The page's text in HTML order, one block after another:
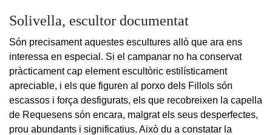
Solivella, escultor documentat
Són precisament aquestes escultures allò que ara ens
interessa en especial. Si el campanar no ha conservat
pràcticament cap element escultòric estilísticament
apreciable, i els que figuren al porxo dels Fillols són
escassos i força desfigurats, els que recobreixen la capella
de Requesens són encara, malgrat els seus desperfectes,
prou abundants i significatius. Això du a constatar la